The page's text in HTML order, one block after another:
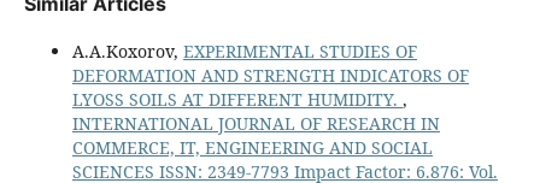
A.A.Koxorov, EXPERIMENTAL STUDIES OF
DEFORMATION AND STRENGTH INDICATORS OF
LYOSS SOILS AT DIFFERENT HUMIDITY. ,
INTERNATIONAL JOURNAL OF RESEARCH IN
COMMERCE, IT, ENGINEERING AND SOCIAL
SCIENCES ISSN: 2349-7793 Impact Factor: 6.876: Vol.